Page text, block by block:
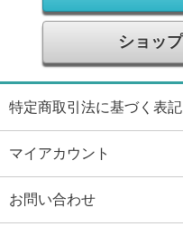
ショッ
特定商取引法に基づく表記
マイアカウント
お問い合わせ